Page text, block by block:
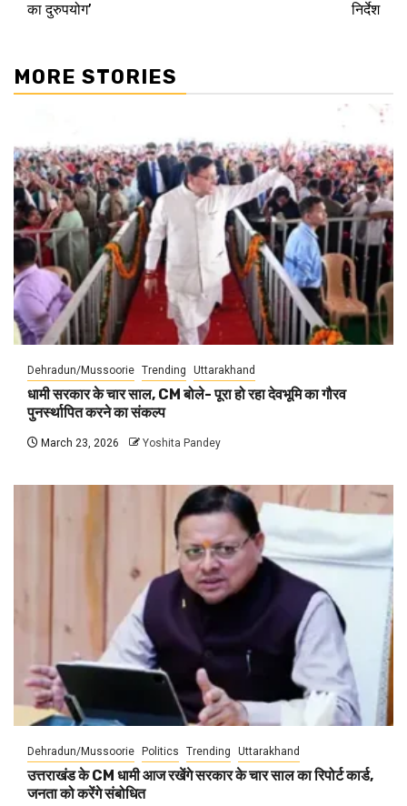
का दुरुपयोग’
निर्देश
MORE STORIES
Dehradun/Mussoorie Trending Uttarakhand
धामी सरकार के चार साल, CM बोले- पूरा हो रहा देवभूमि का गौरव
पुनर्स्थापित करने का संकल्प
March 23, 2026 Yoshita Pandey
Dehradun/Mussoorie Politics Trending Uttarakhand
उत्तराखंड के CM धामी आज रखेंगे सरकार के चार साल का रिपोर्ट कार्ड,
जनता को करेंगे संबोधित